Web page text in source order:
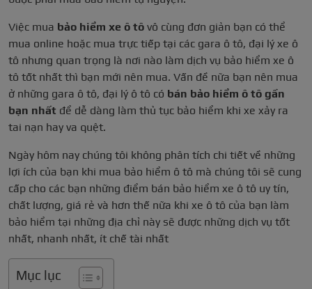
Việc mua bảo hiểm xe ô tô vô cùng đơn giản bạn có thể
mua online hoặc mua trực tiếp tại các gara ô tô, đại lý xe ô
tô nhưng quan trọng là nơi nào làm dịch vụ bảo hiểm xe ô
tô tốt nhất thì bạn mới nên mua. Vấn đề nữa bạn nên mua
ở những gara ô tô, đại lý ô tô có bán bảo hiểm ô tô gần
bạn nhất để dễ dàng làm thủ tục bảo hiểm khi xe xảy ra
tai nạn hay va quệt.
Ngày hôm nay chúng tôi không phân tích chi tiết về những
lợi ích của bạn khi mua bảo hiểm ô tô mà chúng tôi sẽ cung
cấp cho các bạn những điểm bán bảo hiểm xe ô tô uy tín,
chất lượng, giá rẻ và hơn thế nữa khi xe ô tô của bạn làm
bảo hiểm tại những địa chỉ này sẽ được những dịch vụ tốt
nhất, nhanh nhất, ít chế tài nhất
Mục lục